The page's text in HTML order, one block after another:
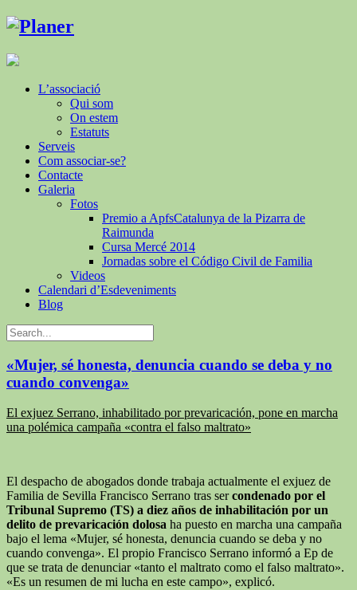
L’associació
Qui som
On estem
Estatuts
Serveis
Com associar-se?
Contacte
Galeria
Fotos
Premio a ApfsCatalunya de la Pizarra de
Raimunda
Cursa Mercé 2014
Jornadas sobre el Código Civil de Familia
Videos
Calendari d’Esdeveniments
Blog
«Mujer, sé honesta, denuncia cuando se deba y no
cuando convenga»
El exjuez Serrano, inhabilitado por prevaricación, pone en marcha
una polémica campaña «contra el falso maltrato»
El despacho de abogados donde trabaja actualmente el exjuez de
Familia de Sevilla Francisco Serrano tras sercondenado por el
Tribunal Supremo (TS) a diez años de inhabilitación por un
delito de prevaricación dolosa ha puesto en marcha una campaña
bajo el lema «Mujer, sé honesta, denuncia cuando se deba y no
cuando convenga». El propio Francisco Serrano informó a Ep de
que se trata de denunciar «tanto el maltrato como el falso maltrato».
«Es un resumen de mi lucha en este campo», explicó.